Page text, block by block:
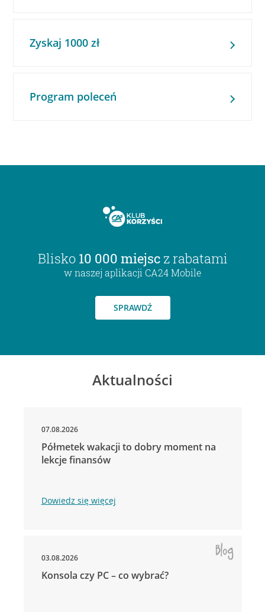
Zyskaj 1000 zł
Program poleceń
Blisko 10 000 miejsc z rabatami
w naszej aplikacji CA24 Mobile
SPRAWDŹ
Aktualności
07.08.2026
Półmetek wakacji to dobry moment na
lekcje finansów
Dowiedz się więcej
03.08.2026
Konsola czy PC – co wybrać?